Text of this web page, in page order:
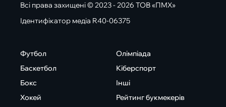
Всі права захищені © 2023 - 2026 ТОВ «ПМХ»
Ідентифікатор медіа R40-06375
Футбол
Баскетбол
Бокс
Хокей
Олімпіада
Кіберспорт
Інші
Рейтинг букмекерів